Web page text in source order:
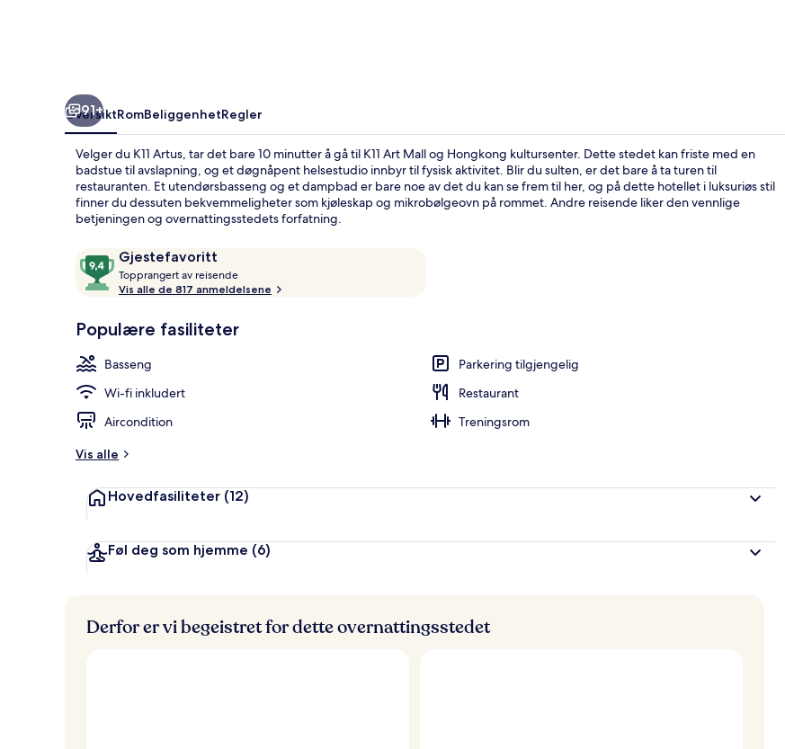
Resepsjon
91+
OversiktRomBeliggenhetRegler
Velger du K11 Artus, tar det bare 10 minutter å gå til K11 Art Mall og Hongkong kultursenter. Dette stedet kan friste med en
badstue til avslapning, og et døgnåpent helsestudio innbyr til fysisk aktivitet. Blir du sulten, er det bare å ta turen til
restauranten. Et utendørsbasseng og et dampbad er bare noe av det du kan se frem til her, og på dette hotellet i luksuriøs stil
finner du dessuten bekvemmeligheter som kjøleskap og mikrobølgeovn på rommet. Andre reisende liker den vennlige
betjeningen og overnattingsstedets forfatning.
AnmeldelserGjestefavoritt
9,4
av
10,
Topprangert av reisende
o
v
i
e
Vis alle de 817 anmeldelsene
Populære fasiliteter
Basseng
Parkering tilgjengelig
Wi-fi inkludert
Restaurant
Aircondition
Treningsrom
Vis alle
Hovedfasiliteter (12)
Føl deg som hjemme (6)
Derfor er vi begeistret for dette overnattingsstedet